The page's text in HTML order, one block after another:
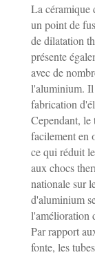
La céramique
un point de
de dilatation
présente
avec de
l'aluminium. Il
fabrication
Cependant, le
facilement
ce qui réduit
aux chocs
nationale sur
d'aluminium
l'amélioration
Par rapport
fonte, les